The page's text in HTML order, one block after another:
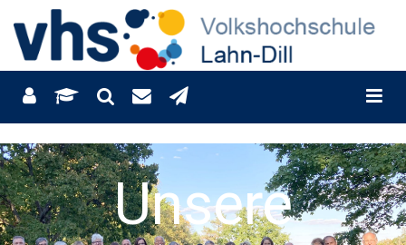
Finden Sie